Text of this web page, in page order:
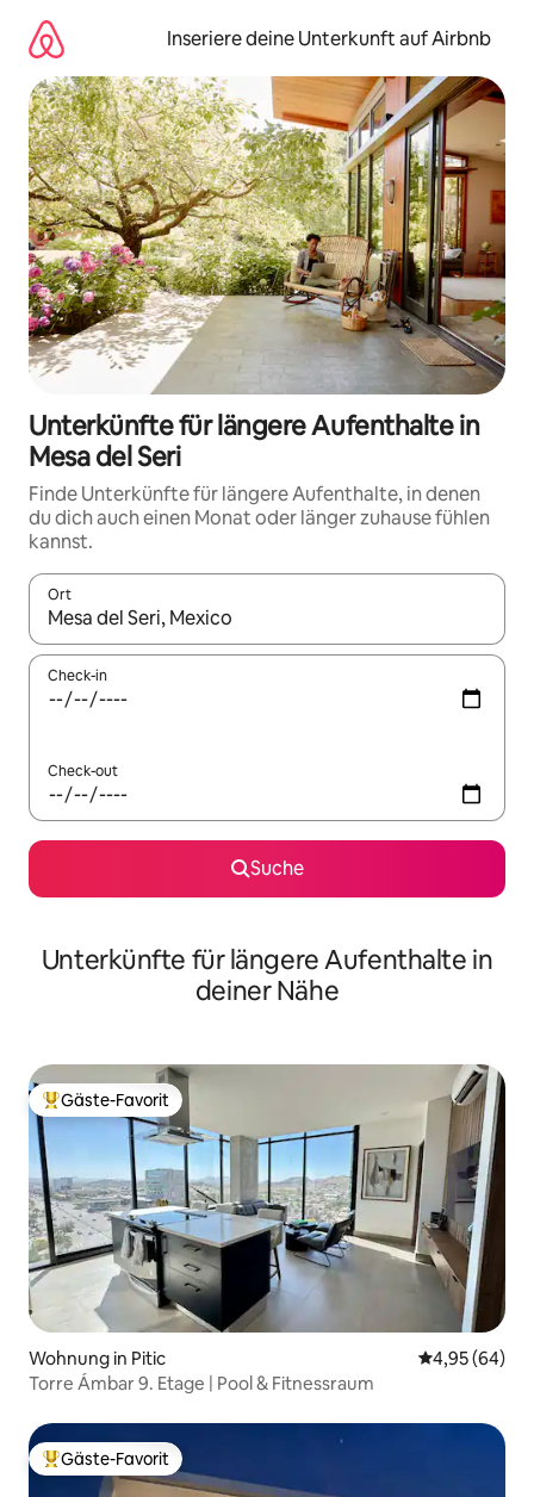
Inhalten
springen
Inseriere deine Unterkunft auf Airbnb
Unterkünfte für längere Aufenthalte in
Mesa del Seri
Finde Unterkünfte für längere Aufenthalte, in denen
du dich auch einen Monat oder länger zuhause fühlen
kannst.
Ort
Wenn Ergebnisse verfügbar sind, navigiere mit den
Check-in
Check-out
Suche
Unterkünfte für längere Aufenthalte in
deiner Nähe
Beliebter Gäste-Favorit.
Gäste-Favorit
Wohnung in Pitic
4,95 (64)
Torre Ámbar 9. Etage | Pool & Fitnessraum
Beliebter Gäste-Favorit.
Gäste-Favorit